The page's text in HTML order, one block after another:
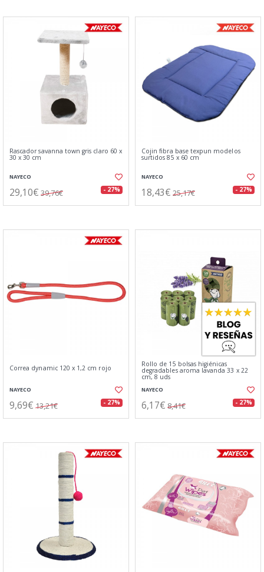
Rascador savanna town gris claro 60 x
30 x 30 cm
NAYECO
29,10€ 39,76€ - 27%
Cojin fibra base texpun modelos
surtidos 85 x 60 cm
NAYECO
18,43€ 25,17€ - 27%
Correa dynamic 120 x 1,2 cm rojo
NAYECO
9,69€ 13,21€ - 27%
Rollo de 15 bolsas higiénicas
degradables aroma lavanda 33 x 22
cm, 8 uds
NAYECO
6,17€ 8,41€ - 27%